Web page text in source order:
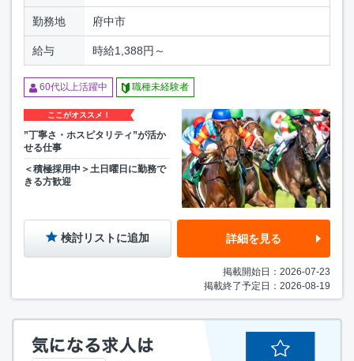
勤務地 府中市
給与 時給1,388円～
60代以上活躍中 職種未経験者
ここがオススメ！
”丁寧さ・ホスピタリティ”が活か
せる仕事
＜積極採用中＞土日曜日に勤務で
きる方歓迎
検討リストに追加 詳細を見る
掲載開始日：2026-07-23
掲載終了予定日：2026-08-19